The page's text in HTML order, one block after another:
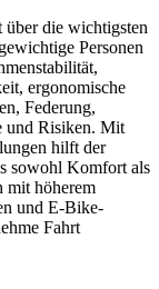
über die wichtigsten
Personen
ergonomische
Federung,
und Risiken. Mit
hilft der
sowohl Komfort als
mit höherem
und E-Bike-
Fahrt